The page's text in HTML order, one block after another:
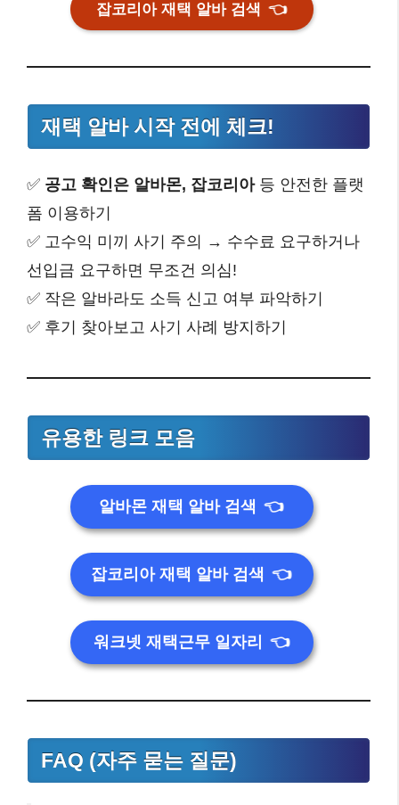
잡코리아 재택 알바 검색👈
재택 알바 시작 전에 체크!
✅ 공고 확인은 알바몬, 잡코리아등 안전한 플랫
폼 이용하기
✅ 고수익 미끼 사기 주의 → 수수료 요구하거나
선입금 요구하면 무조건 의심!
✅ 작은 알바라도 소득 신고 여부 파악하기
✅ 후기 찾아보고 사기 사례 방지하기
유용한 링크 모음
알바몬 재택 알바 검색👈
잡코리아 재택 알바 검색👈
워크넷 재택근무 일자리👈
FAQ (자주 묻는 질문)